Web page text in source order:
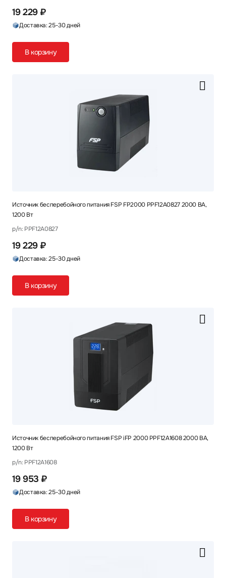
19 229 ₽
Доставка: 25-30 дней
В корзину
Источник бесперебойного питания FSP FP2000 PPF12A0827 2000 ВА,
1200 Вт
p/n: PPF12A0827
19 229 ₽
Доставка: 25-30 дней
В корзину
Источник бесперебойного питания FSP iFP 2000 PPF12A1608 2000 ВА,
1200 Вт
p/n: PPF12A1608
19 953 ₽
Доставка: 25-30 дней
В корзину